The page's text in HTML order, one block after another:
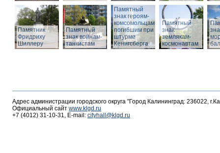
Памятник
Фридриху
Шиллеру
Памятный
знак воинам-
танкистам
Памятный
знак героям-
комсомольцам,
погибшим при
штурме
Кенигсберга
Памятный
знак
землякам-
космонавтам
Адрес администрации городского округа "Город Калининград: 236022,
Официальный сайт www.klgd.ru
+7 (4012) 31-10-31, E-mail: cityhall@klgd.ru